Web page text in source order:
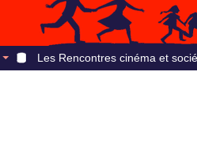
Les Rencontres cinéma et